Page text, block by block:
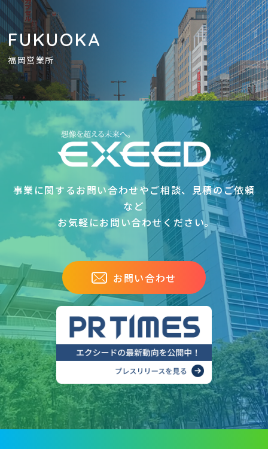
FUKUOKA
福岡営業所
事業に関するお問い合わせやご相談、見積のご依頼
など
お気軽にお問い合わせください｡
お問い合わせ